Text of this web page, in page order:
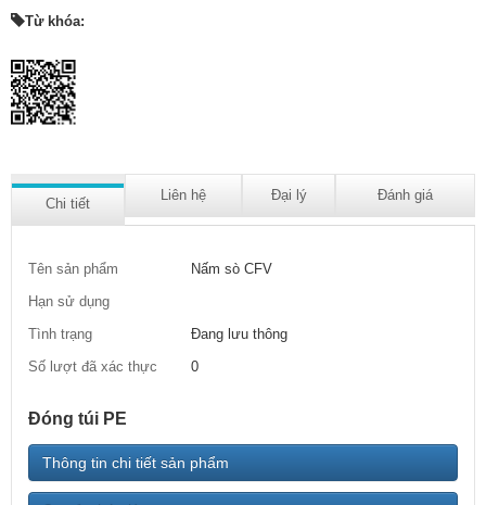
Từ khóa:
Chi tiết
Liên hệ Đại lý Đánh giá
Tên sản phẩm
Nấm sò CFV
Hạn sử dụng
Tình trạng
Đang lưu thông
Số lượt đã xác thực
0
Đóng túi PE
Thông tin chi tiết sản phẩm